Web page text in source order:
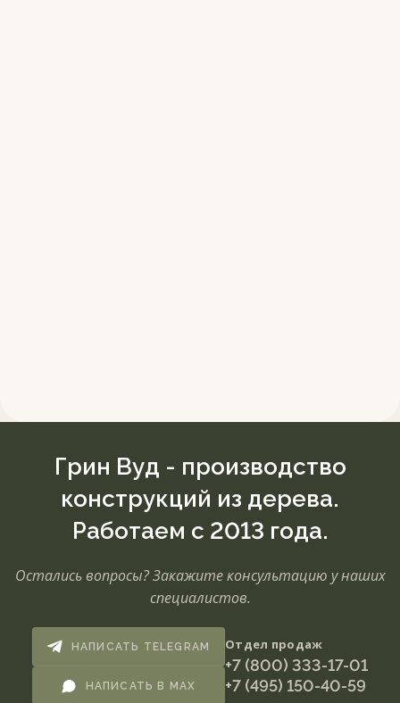
Грин Вуд - производство
конструкций из дерева.
Работаем с 2013 года.
Остались вопросы? Закажите консультацию у наших
специалистов.
НАПИСАТЬ TELEGRAM
НАПИСАТЬ В MAX
Отдел продаж
+7 (800) 333-17-01
+7 (495) 150-40-59